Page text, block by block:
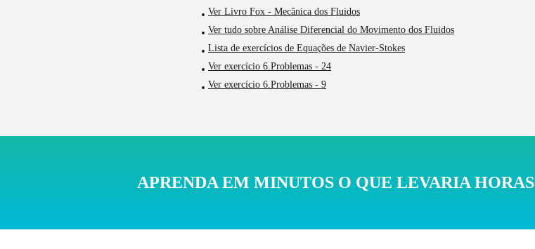
Ver Livro Fox - Mecânica dos Fluidos
Ver tudo sobre Análise Diferencial do Movimento dos Fluidos
Lista de exercícios de Equações de Navier-Stokes
Ver exercício 6.Problemas - 24
Ver exercício 6.Problemas - 9
APRENDA EM MINUTOS O QUE LEVARIA HORAS